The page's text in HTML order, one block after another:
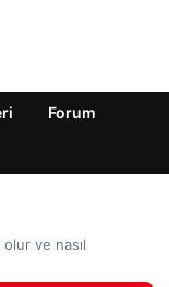
Forum
ve nasıl